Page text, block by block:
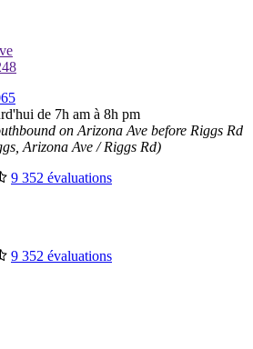
de 7h am à 8h pm
on Arizona Ave before Riggs Rd
Arizona Ave / Riggs Rd)
9 352 évaluations
9 352 évaluations